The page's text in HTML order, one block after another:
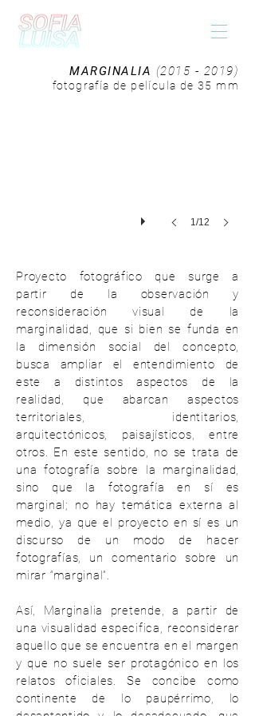
MARGINALIA (2015 - 2019)
fotografía de película de 35 mm
1/12
Proyecto fotográfico que surge a
partir de la observación y
reconsideración visual de la
marginalidad, que si bien se funda en
la dimensión social del concepto,
busca ampliar el entendimiento de
este a distintos aspectos de la
realidad, que abarcan aspectos
territoriales, identitarios,
arquitectónicos, paisajísticos, entre
otros. En este sentido, no se trata de
una fotografía sobre la marginalidad,
sino que la fotografía en sí es
marginal; no hay temática externa al
medio, ya que el proyecto en sí es un
discurso de un modo de hacer
fotografías, un comentario sobre un
mirar “marginal”.
Así, Marginalia pretende, a partir de
una visualidad especifica, reconsiderar
aquello que se encuentra en el margen
y que no suele ser protagónico en los
relatos oficiales. Se concibe como
continente de lo paupérrimo, lo